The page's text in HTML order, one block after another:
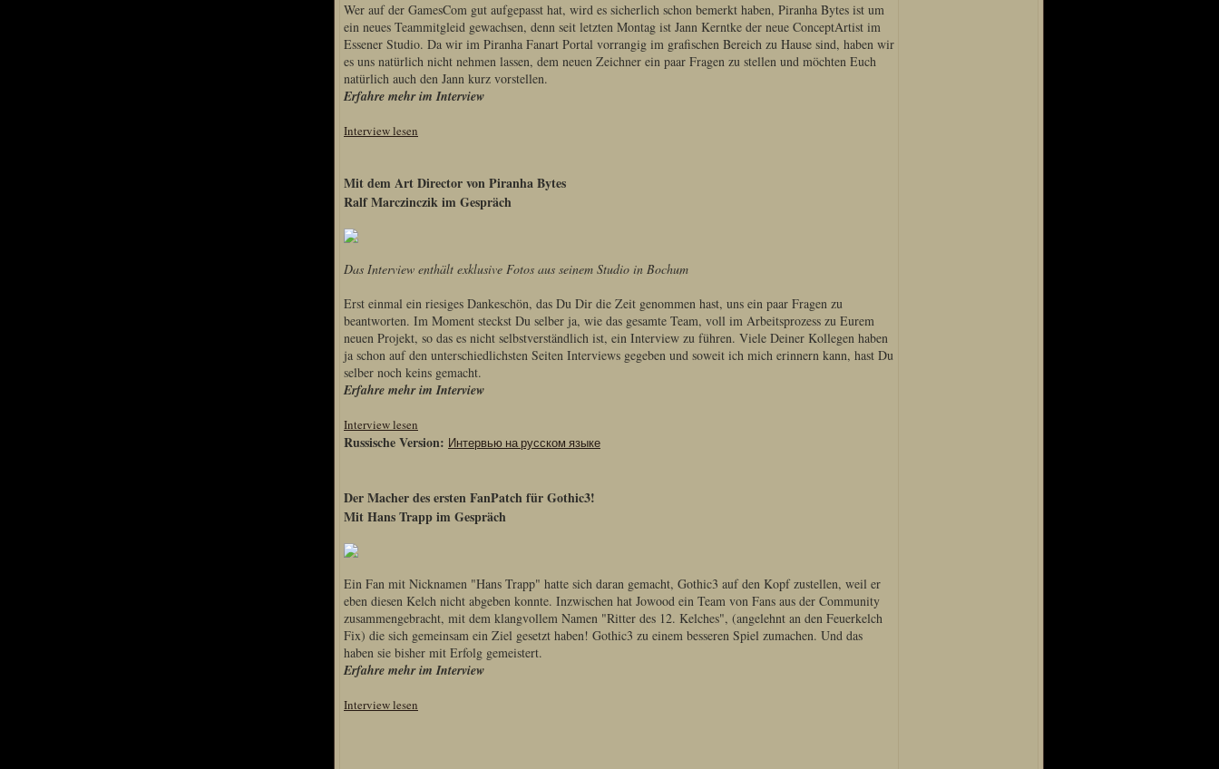
Wer auf der GamesCom gut aufgepasst hat, wird es sicherlich schon bemerkt haben, Piranha Bytes ist um
ein neues Teammitgleid gewachsen, denn seit letzten Montag ist Jann Kerntke der neue ConceptArtist im
Essener Studio. Da wir im Piranha Fanart Portal vorrangig im grafischen Bereich zu Hause sind, haben wir
es uns natürlich nicht nehmen lassen, dem neuen Zeichner ein paar Fragen zu stellen und möchten Euch
natürlich auch den Jann kurz vorstellen.
Erfahre mehr im Interview
Interview lesen
Mit dem Art Director von Piranha Bytes
Ralf Marczinczik im Gespräch
Das Interview enthält exklusive Fotos aus seinem Studio in Bochum
Erst einmal ein riesiges Dankeschön, das Du Dir die Zeit genommen hast, uns ein paar Fragen zu
beantworten. Im Moment steckst Du selber ja, wie das gesamte Team, voll im Arbeitsprozess zu Eurem
neuen Projekt, so das es nicht selbstverständlich ist, ein Interview zu führen. Viele Deiner Kollegen haben
ja schon auf den unterschiedlichsten Seiten Interviews gegeben und soweit ich mich erinnern kann, hast Du
selber noch keins gemacht.
Erfahre mehr im Interview
Interview lesen
Russische Version: Интервью на русском языке
Der Macher des ersten FanPatch für Gothic3!
Mit Hans Trapp im Gespräch
Ein Fan mit Nicknamen "Hans Trapp" hatte sich daran gemacht, Gothic3 auf den Kopf zustellen, weil er
eben diesen Kelch nicht abgeben konnte. Inzwischen hat Jowood ein Team von Fans aus der Community
zusammengebracht, mit dem klangvollem Namen "Ritter des 12. Kelches", (angelehnt an den Feuerkelch
Fix) die sich gemeinsam ein Ziel gesetzt haben! Gothic3 zu einem besseren Spiel zumachen. Und das
haben sie bisher mit Erfolg gemeistert.
Erfahre mehr im Interview
Interview lesen